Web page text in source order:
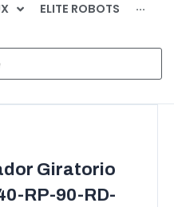
ELITE ROBOTS ···
Giratorio
RP-90-RD-